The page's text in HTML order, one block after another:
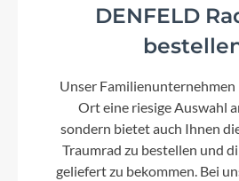
Modelljahr
Hinterrad
Alu-Nabe mit gedichteten
DENFELD
Unser
Ort eine riesige Auswahl
sondern bietet auch Ihnen
Traumrad zu bestellen und
geliefert zu bekommen. Bei